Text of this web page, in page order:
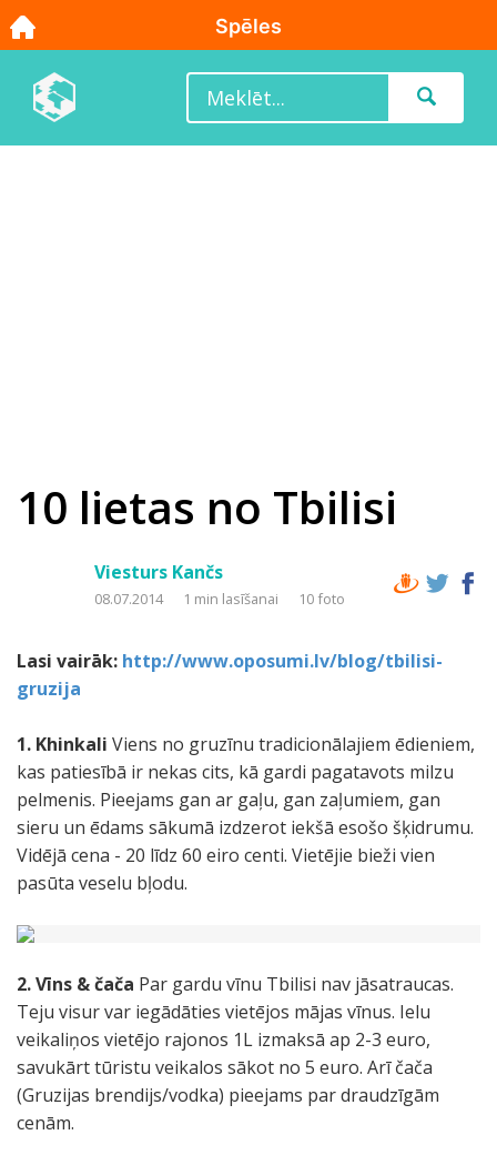
10 lietas no Tbilisi
Viesturs Kančs
08.07.2014 1 min lasīšanai 10 foto
Lasi vairāk: http://www.oposumi.lv/blog/tbilisi-
gruzija
1. Khinkali Viens no gruzīnu tradicionālajiem ēdieniem,
kas patiesībā ir nekas cits, kā gardi pagatavots milzu
pelmenis. Pieejams gan ar gaļu, gan zaļumiem, gan
sieru un ēdams sākumā izdzerot iekšā esošo šķidrumu.
Vidējā cena - 20 līdz 60 eiro centi. Vietējie bieži vien
pasūta veselu bļodu.
2. Vīns & čača Par gardu vīnu Tbilisi nav jāsatraucas.
Teju visur var iegādāties vietējos mājas vīnus. Ielu
veikaliņos vietējo rajonos 1L izmaksā ap 2-3 euro,
savukārt tūristu veikalos sākot no 5 euro. Arī čača
(Gruzijas brendijs/vodka) pieejams par draudzīgām
cenām.